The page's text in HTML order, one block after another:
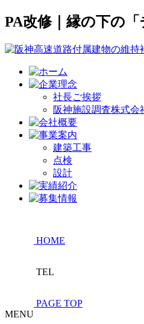
PA改修｜縁の下の「
社長ご挨拶
阪神施設調査株式会
建築工事
点検
設計
HOME
TEL
PAGE TOP
MENU